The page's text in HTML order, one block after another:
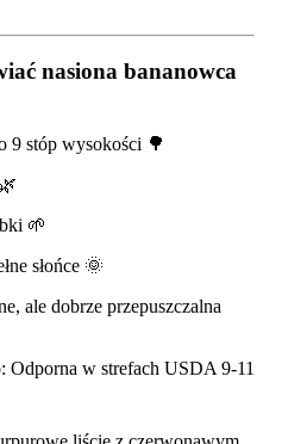
nasiona bananowca
9 stóp wysokości 🌳
🌱
słońce 🌞
ale dobrze przepuszczalna
: Odporna w strefach USDA 9-11